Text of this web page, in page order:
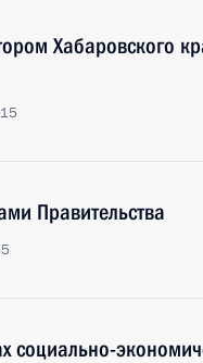
Хабаровского
Правительства
социально-